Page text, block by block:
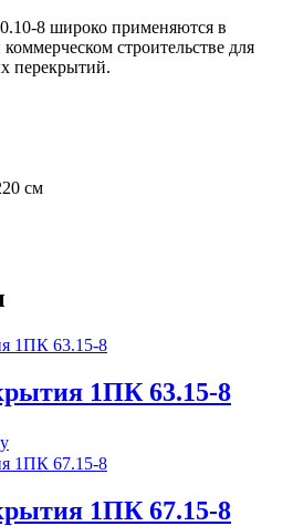
8 широко применяются в
строительстве для
перекрытий.
см
1ПК 63.15-8
1ПК 67.15-8